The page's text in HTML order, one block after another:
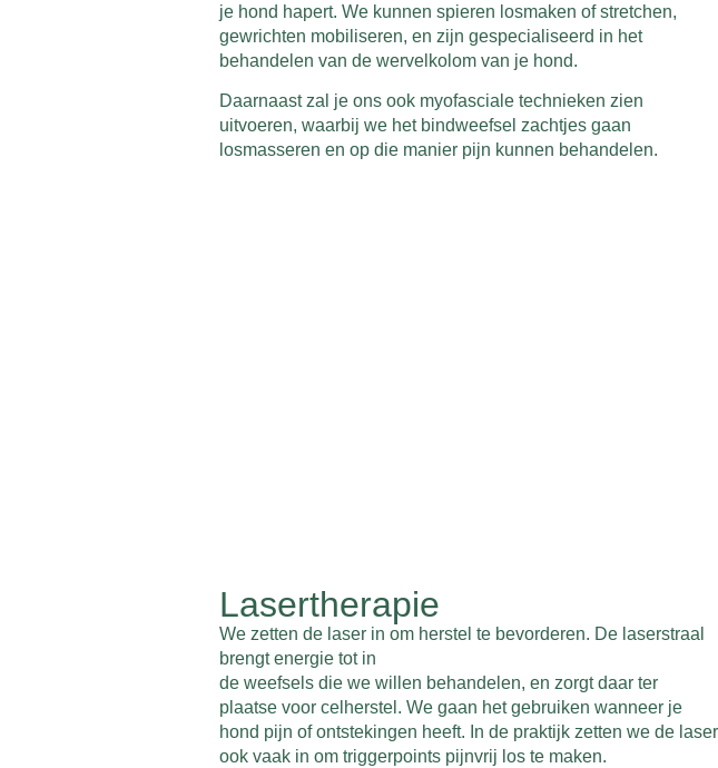
je hond hapert. We kunnen spieren losmaken of stretchen,
gewrichten mobiliseren, en zijn gespecialiseerd in het
behandelen van de wervelkolom van je hond.
Daarnaast zal je ons ook myofasciale technieken zien
uitvoeren, waarbij we het bindweefsel zachtjes gaan
losmasseren en op die manier pijn kunnen behandelen.
Lasertherapie
We zetten de laser in om herstel te bevorderen. De laserstraal
brengt energie tot in
de weefsels die we willen behandelen, en zorgt daar ter
plaatse voor celherstel. We gaan het gebruiken wanneer je
hond pijn of ontstekingen heeft. In de praktijk zetten we de laser
ook vaak in om triggerpoints pijnvrij los te maken.